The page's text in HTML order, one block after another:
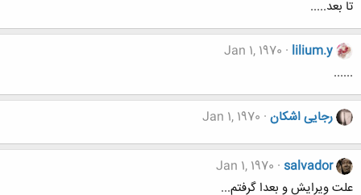
تا بعد.....
lilium.y
Jan 1, 1970
......
رجایی اشکان Jan 1, 1970
salvador
Jan 1, 1970
علت ویرایش و بعدا گرفتم...